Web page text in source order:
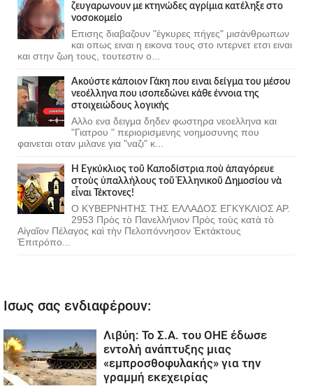
ζευγαρωνουν με κτηνώδες αγρίμια κατέληξε στο
νοσοκομείο
Επισης διαβαζουν "έγκυρες πήγες" μισάνθρωπων
και οπως ειναι η εικονα τους στο ιντερνετ ετσι ειναι
και στην ζωη τους, τουτεστιν ο...
Ακούστε κάποιον Γάκη που ειναι δείγμα του μέσου
νεοέλληνα που ισοπεδώνει κάθε έννοια της
στοιχειώδους λογικής
Αλλο ενα δειγμα δηδεν φωστηρα νεοελληνα και
"Γιατρου " περιορισμενης νοημοσυνης που
φαινεται οταν μιλανε για "ναζι" κ...
Ἡ Ἐγκύκλιος τοῦ Καποδίστρια ποὺ ἀπαγόρευε
στοὺς ὑπαλλήλους τοῦ Ἑλληνικοῦ Δημοσίου νὰ
εἶναι Τέκτονες!
Ο ΚΥΒΕΡΝΗΤΗΣ ΤΗΣ ΕΛΛΑΔΟΣ ΕΓΚΥΚΛΙΟΣ ΑΡ.
2953 Πρὸς τὸ Πανελλήνιον Πρὸς τοὺς κατὰ τὸ
Αἰγαῖον Πέλαγος καὶ τὴν Πελοπόννησον Ἐκτάκτους
Ἐπιτρόπο...